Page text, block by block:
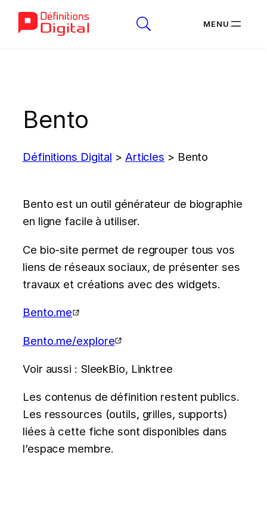
Bento
Définitions Digital > Articles > Bento
Bento est un outil générateur de biographie
en ligne facile à utiliser.
Ce bio-site permet de regrouper tous vos
liens de réseaux sociaux, de présenter ses
travaux et créations avec des widgets.
Bento.me
Bento.me/explore
Voir aussi : SleekBio, Linktree
Les contenus de définition restent publics.
Les ressources (outils, grilles, supports)
liées à cette fiche sont disponibles dans
l’espace membre.